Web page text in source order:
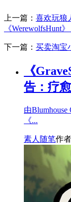
上一篇： 喜欢玩狼
《WerewolfsHunt
下一篇： 买卖淘宝
《
告：疗
由Blumhouse
《...
素人随笔作